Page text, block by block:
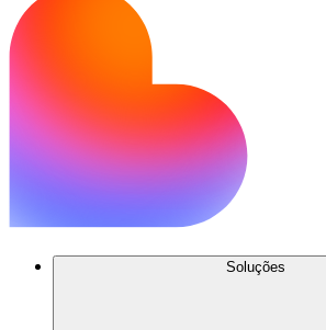
Soluções